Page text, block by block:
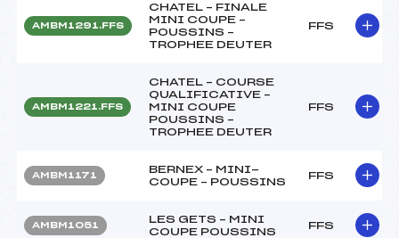
AMBM1291.FFS
CHATEL – FINALE
MINI COUPE –
POUSSINS –
TROPHEE DEUTER
FFS
AMBM1221.FFS
CHATEL – COURSE
QUALIFICATIVE –
MINI COUPE
POUSSINS –
TROPHEE DEUTER
FFS
AMBM1171
BERNEX – MINI-
COUPE – POUSSINS
FFS
AMBM1051
LES GETS – MINI
COUPE POUSSINS
FFS